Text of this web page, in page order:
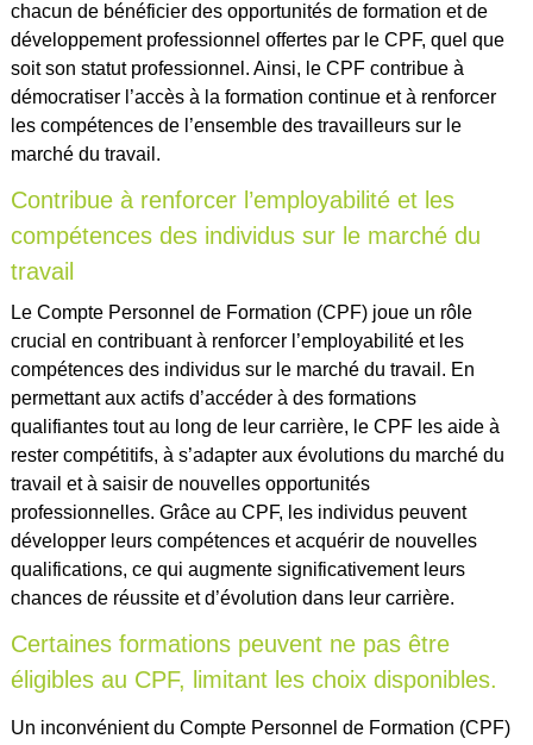
chacun de bénéficier des opportunités de formation et de
développement professionnel offertes par le CPF, quel que
soit son statut professionnel. Ainsi, le CPF contribue à
démocratiser l’accès à la formation continue et à renforcer
les compétences de l’ensemble des travailleurs sur le
marché du travail.
Contribue à renforcer l’employabilité et les
compétences des individus sur le marché du
travail
Le Compte Personnel de Formation (CPF) joue un rôle
crucial en contribuant à renforcer l’employabilité et les
compétences des individus sur le marché du travail. En
permettant aux actifs d’accéder à des formations
qualifiantes tout au long de leur carrière, le CPF les aide à
rester compétitifs, à s’adapter aux évolutions du marché du
travail et à saisir de nouvelles opportunités
professionnelles. Grâce au CPF, les individus peuvent
développer leurs compétences et acquérir de nouvelles
qualifications, ce qui augmente significativement leurs
chances de réussite et d’évolution dans leur carrière.
Certaines formations peuvent ne pas être
éligibles au CPF, limitant les choix disponibles.
Un inconvénient du Compte Personnel de Formation (CPF)